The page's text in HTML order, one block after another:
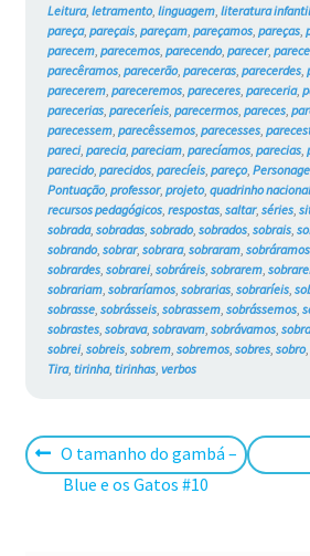
Leitura, letramento, linguagem, literatura infantil
pareça, pareçais, pareçam, pareçamos, pareças,
parecem, parecemos, parecendo, parecer,
parecêramos, parecerão, pareceras, parecerdes,
parecerem, pareceremos, pareceres, pareceria,
parecerias, pareceríeis, parecermos, pareces,
parecessem, parecêssemos, parecesses,
pareci, parecia, pareciam, parecíamos, parecias,
parecido, parecidos, parecíeis, pareço,
Pontuação, professor, projeto, quadrinho nacional
recursos pedagógicos, respostas, saltar, séries,
sobrada, sobradas, sobrado, sobrados, sobrais,
sobrando, sobrar, sobrara, sobraram, sobráramos,
sobrardes, sobrarei, sobráreis, sobrarem,
sobrariam, sobraríamos, sobrarias, sobraríeis,
sobrasse, sobrásseis, sobrassem, sobrássemos,
sobrastes, sobrava, sobravam, sobrávamos,
sobrei, sobreis, sobrem, sobremos, sobres, sobro,
Tira, tirinha, tirinhas, verbos
Navegação
de
Post
anterior:
O tamanho do gambá –
Blue e os Gatos #10